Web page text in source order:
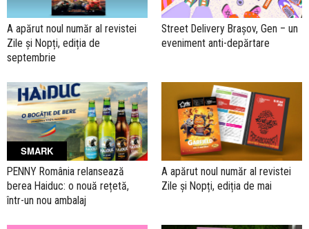
A apărut noul număr al revistei
Zile și Nopți, ediția de
septembrie
Street Delivery Brașov, Gen – un
eveniment anti-depărtare
SMARK
PENNY România relansează
berea Haiduc: o nouă rețetă,
într-un nou ambalaj
A apărut noul număr al revistei
Zile și Nopți, ediția de mai